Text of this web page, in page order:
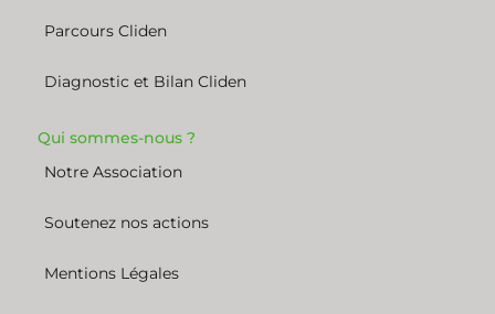
Parcours Cliden
Diagnostic et Bilan Cliden
Qui sommes-nous ?
Notre Association
Soutenez nos actions
Mentions Légales